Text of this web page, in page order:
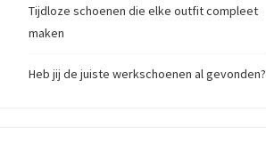
Tijdloze schoenen die elke outfit compleet
maken
Heb jij de juiste werkschoenen al gevonden?